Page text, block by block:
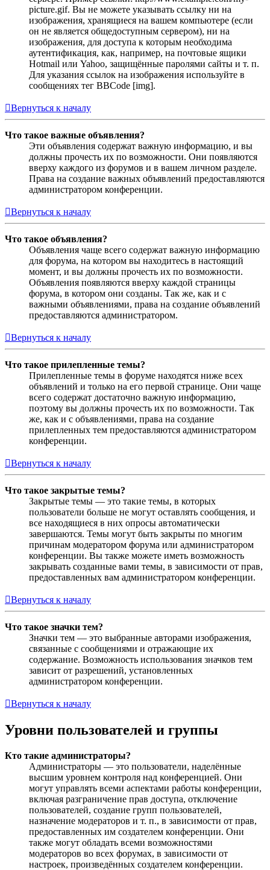
picture.gif. Вы не можете указывать ссылку ни на
изображения, хранящиеся на вашем компьютере (если
он не является общедоступным сервером), ни на
изображения, для доступа к которым необходима
аутентификация, как, например, на почтовые ящики
Hotmail или Yahoo, защищённые паролями сайты и т. п.
Для указания ссылок на изображения используйте в
сообщениях тег BBCode [img].
Вернуться к началу
Что такое важные объявления?
Эти объявления содержат важную информацию, и вы
должны прочесть их по возможности. Они появляются
вверху каждого из форумов и в вашем личном разделе.
Права на создание важных объявлений предоставляются
администратором конференции.
Вернуться к началу
Что такое объявления?
Объявления чаще всего содержат важную информацию
для форума, на котором вы находитесь в настоящий
момент, и вы должны прочесть их по возможности.
Объявления появляются вверху каждой страницы
форума, в котором они созданы. Так же, как и с
важными объявлениями, права на создание объявлений
предоставляются администратором.
Вернуться к началу
Что такое прилепленные темы?
Прилепленные темы в форуме находятся ниже всех
объявлений и только на его первой странице. Они чаще
всего содержат достаточно важную информацию,
поэтому вы должны прочесть их по возможности. Так
же, как и с объявлениями, права на создание
прилепленных тем предоставляются администратором
конференции.
Вернуться к началу
Что такое закрытые темы?
Закрытые темы — это такие темы, в которых
пользователи больше не могут оставлять сообщения, и
все находящиеся в них опросы автоматически
завершаются. Темы могут быть закрыты по многим
причинам модератором форума или администратором
конференции. Вы также можете иметь возможность
закрывать созданные вами темы, в зависимости от прав,
предоставленных вам администратором конференции.
Вернуться к началу
Что такое значки тем?
Значки тем — это выбранные авторами изображения,
связанные с сообщениями и отражающие их
содержание. Возможность использования значков тем
зависит от разрешений, установленных
администратором конференции.
Вернуться к началу
Уровни пользователей и группы
Кто такие администраторы?
Администраторы — это пользователи, наделённые
высшим уровнем контроля над конференцией. Они
могут управлять всеми аспектами работы конференции,
включая разграничение прав доступа, отключение
пользователей, создание групп пользователей,
назначение модераторов и т. п., в зависимости от прав,
предоставленных им создателем конференции. Они
также могут обладать всеми возможностями
модераторов во всех форумах, в зависимости от
настроек, произведённых создателем конференции.